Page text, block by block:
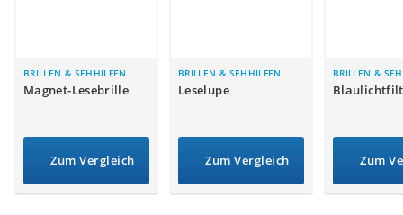
Massagegerät
Service
BRILLEN & SEHHILFEN
Magnet-Lesebrille
Zum Vergleich
BRILLEN & SEHHILFEN
Leselupe
Zum Vergleich
BRILLEN &
Zum